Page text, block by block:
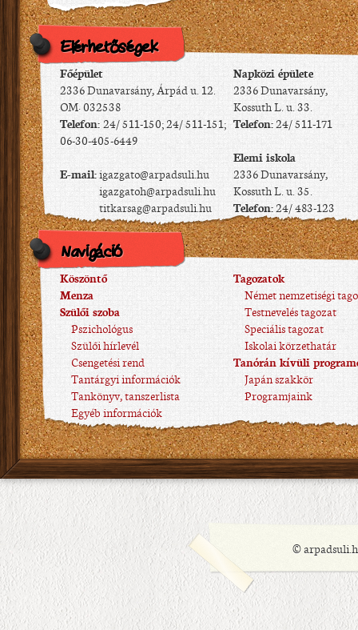
Elérhetőségek
Főépület
2336 Dunavarsány, Árpád u. 12.
OM: 032538
Telefon: 24/ 511-150; 24/ 511-151;
06-30-405-6449
E-mail:igazgato@arpadsuli.hu
igazgatoh@arpadsuli.hu
titkarsag@arpadsuli.hu
Napközi épülete
2336 Dunavarsány,
Kossuth L. u. 33.
Telefon:24/ 511-171
Elemi iskola
2336 Dunavarsány,
Kossuth L. u. 35.
Telefon:24/ 483-123
Navigáció
Köszöntő
Menza
Szülői szoba
Pszichológus
Szülői hírlevél
Csengetési rend
Tantárgyi információk
Tankönyv, tanszerlista
Egyéb információk
Tagozatok
Német nemzetiségi
Testnevelés tagozat
Speciális tagozat
Iskolai körzethatár
Tanórán kívüli
Japán szakkör
Programjaink
©